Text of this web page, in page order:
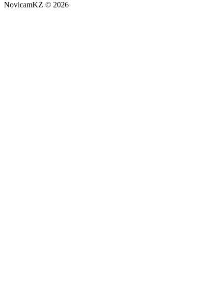
NovicamKZ © 2026